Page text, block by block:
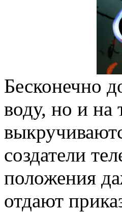
Бесконечно
воду, но и
создатели
положения
отдают